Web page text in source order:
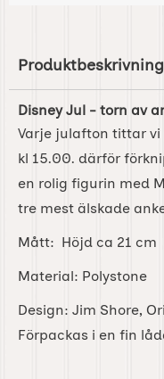
Produktbeskrivning
Disney Jul - torn av
Varje julafton tittar vi
kl 15.00. därför
en rolig figurin med
tre mest älskade
Mått: Höjd ca 21 cm
Material: Polystone
Design: Jim Shore,
Förpackas i en fin